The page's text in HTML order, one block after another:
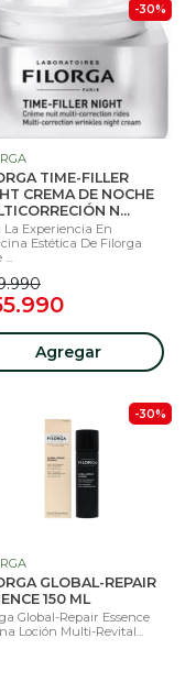
-30%
TIME-FILLER
CREMA DE NOCHE
N...
La Experiencia En
Estética De Filorga
Agregar
-30%
GLOBAL-REPAIR
150 ML
Global-Repair Essence
Loción Multi-Revital...